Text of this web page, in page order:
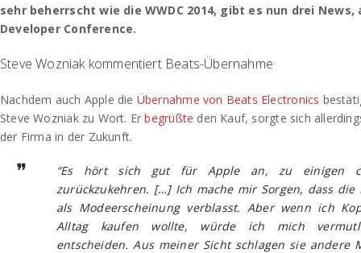
sehr beherrscht wie die WWDC 2014, gibt es nun drei
Developer Conference.
Steve Wozniak kommentiert Beats-Übernahme
Nachdem auch Apple die Übernahme von Beats Electronics
Steve Wozniak zu Wort. Erbegrüßte den Kauf, sorgte sich
der Firma in der Zukunft.
“Es hört sich gut für Apple an, zu einigen
zurückzukehren. […] Ich mache mir Sorgen, dass die
als Modeerscheinung verblasst. Aber wenn ich
Alltag kaufen wollte, würde ich mich
entscheiden. Aus meiner Sicht schlagen sie andere